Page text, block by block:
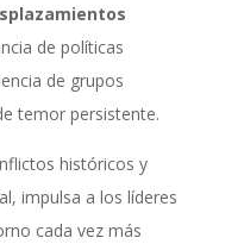
de políticas
de grupos
temor persistente.
históricos y
impulsa a los líderes
cada vez más